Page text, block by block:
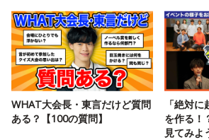
WHAT大会長・東言だけど質問
ある？【100の質問】
「絶対
を作る！
見てみよ